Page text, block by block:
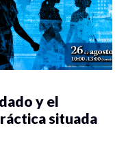
y el
situada